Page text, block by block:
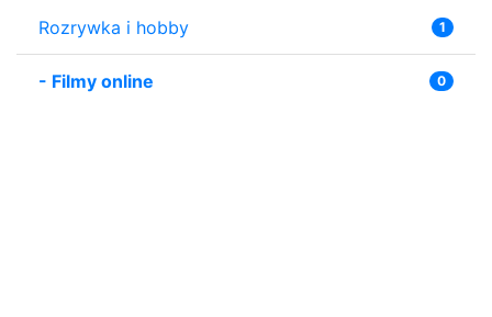
Rozrywka i hobby 1
- Filmy online 0